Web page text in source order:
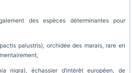
des espèces déterminantes pour
palustris), orchidée des marais, rare en
nigra), échassier d’intérêt européen, de